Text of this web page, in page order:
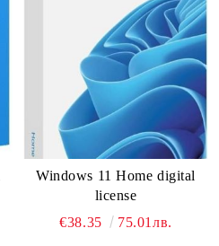
Windows 11 Home digital
license
€38.35
75.01лв.